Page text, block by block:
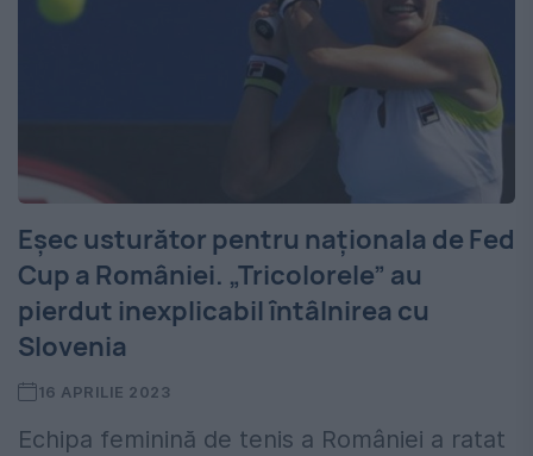
Eșec usturător pentru naționala de Fed
Cup a României. „Tricolorele” au
pierdut inexplicabil întâlnirea cu
Slovenia
16 APRILIE 2023
Echipa feminină de tenis a României a ratat